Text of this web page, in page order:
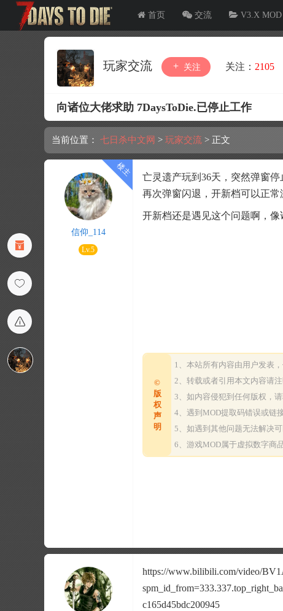
首页 交流 V3.X MOD
玩家交流 关注 关注： 2105
向诸位大佬求助 7DaysToDie.已停止工作
当前位置： 七日杀中文网 > 玩家交流 > 正文
信仰_114
Lv.5
亡灵遗产玩到36天，突然弹窗
再次弹窗闪退，开新档可以正
开新档还是遇见这个问题啊，
©
版
权
声
明
1、本站所有内容由用户发表
2、转载或者引用本文内容请
3、如内容侵犯到任何版权，
4、遇到MOD提取码错误或链
5、如遇到其他问题无法解决
6、游戏MOD属于虚拟数字商
https://www.bilibili.com/video/
c165d45bdc200945